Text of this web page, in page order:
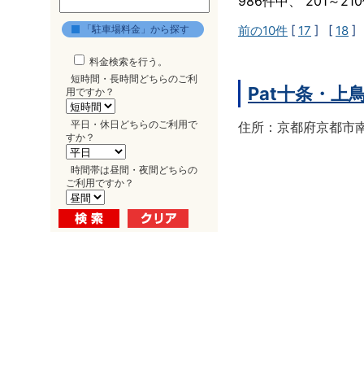
「駐車場料金」から探す
料金検索を行う。
短時間・長時間どちらのご利
用ですか？
平日・休日どちらのご利用で
すか？
時間帯は昼間・夜間どちらの
ご利用ですか？
前の10件 [ 17 ] [ 18 ]
Pat十条・上
住所：京都府京都市